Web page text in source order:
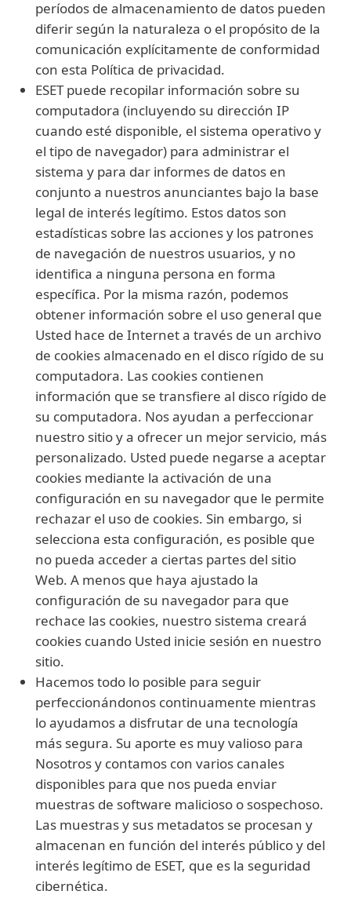
períodos de almacenamiento de datos pueden
diferir según la naturaleza o el propósito de la
comunicación explícitamente de conformidad
con esta Política de privacidad.
ESET puede recopilar información sobre su
computadora (incluyendo su dirección IP
cuando esté disponible, el sistema operativo y
el tipo de navegador) para administrar el
sistema y para dar informes de datos en
conjunto a nuestros anunciantes bajo la base
legal de interés legítimo. Estos datos son
estadísticas sobre las acciones y los patrones
de navegación de nuestros usuarios, y no
identifica a ninguna persona en forma
específica. Por la misma razón, podemos
obtener información sobre el uso general que
Usted hace de Internet a través de un archivo
de cookies almacenado en el disco rígido de su
computadora. Las cookies contienen
información que se transfiere al disco rígido de
su computadora. Nos ayudan a perfeccionar
nuestro sitio y a ofrecer un mejor servicio, más
personalizado. Usted puede negarse a aceptar
cookies mediante la activación de una
configuración en su navegador que le permite
rechazar el uso de cookies. Sin embargo, si
selecciona esta configuración, es posible que
no pueda acceder a ciertas partes del sitio
Web. A menos que haya ajustado la
configuración de su navegador para que
rechace las cookies, nuestro sistema creará
cookies cuando Usted inicie sesión en nuestro
sitio.
Hacemos todo lo posible para seguir
perfeccionándonos continuamente mientras
lo ayudamos a disfrutar de una tecnología
más segura. Su aporte es muy valioso para
Nosotros y contamos con varios canales
disponibles para que nos pueda enviar
muestras de software malicioso o sospechoso.
Las muestras y sus metadatos se procesan y
almacenan en función del interés público y del
interés legítimo de ESET, que es la seguridad
cibernética.